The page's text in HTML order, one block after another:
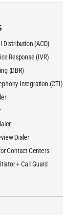
Distribution (ACD)
Response (IVR)
(DBR)
Integration (CTI)
Dialer
Contact Centers
+ Call Guard